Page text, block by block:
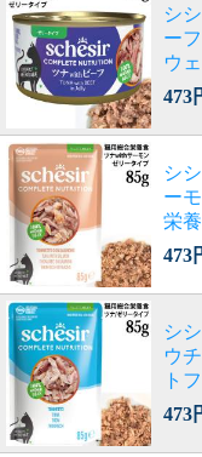
シ
ー
ウ
473
シ
ー
栄
473
シ
ウ
ト
473